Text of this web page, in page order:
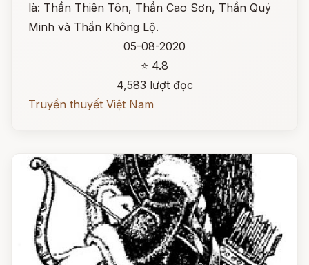
là: Thần Thiên Tôn, Thần Cao Sơn, Thần Quý
Minh và Thần Không Lộ.
05-08-2020
⭐ 4.8
4,583 lượt đọc
Truyền thuyết Việt Nam